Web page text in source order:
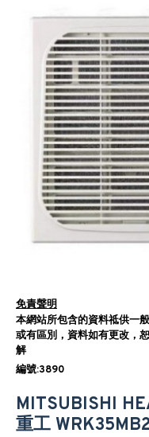
免責聲明
本網站所包含的資料祗供一
或有區別，資料如有更改，
解
編號:3890
MITSUBISHI
重工